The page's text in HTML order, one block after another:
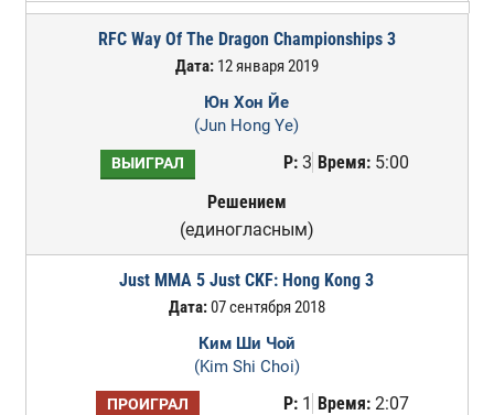
RFC Way Of The Dragon Championships 3
Дата:12 января 2019
Юн Хон Йе
(Jun Hong Ye)
ВЫИГРАЛ Р:3 Время:5:00
Решением
(единогласным)
Just MMA 5 Just CKF: Hong Kong 3
Дата:07 сентября 2018
Ким Ши Чой
(Kim Shi Choi)
ПРОИГРАЛ Р:1 Время:2:07